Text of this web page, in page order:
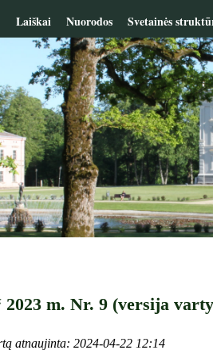
Laiškai Nuorodos Svetainės
2023 m. Nr. 9 (versija
atnaujinta: 2024-04-22 12:14